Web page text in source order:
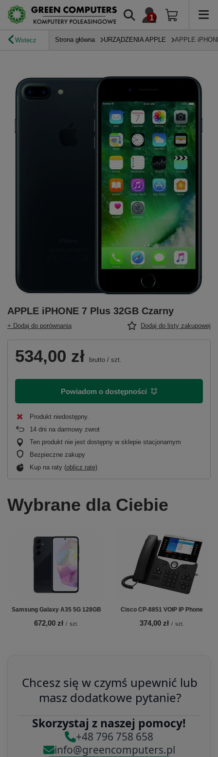
Wstecz Strona główna URZĄDZENIA APPLE APPLE
APPLE iPHONE 7 Plus 32GB Czarny
+ Dodaj do porównania Dodaj do listy zakupowej
534,00 zł brutto / szt.
Powiadom o dostępności
Produkt niedostępny
14 dni na darmowy zwrot
Ten produkt nie jest dostępny w sklepie stacjonarnym
Bezpieczne zakupy
Kup na raty (oblicz ratę)
Wybrane dla Ciebie
Samsung Galaxy A35 5G 128GB
672,00 zł / szt.
Cisco CP-8851 VOIP IP Phone
374,00 zł / szt.
Chcesz się w czymś upewnić lub
masz dodatkowe pytanie?
Skorzystaj z naszej pomocy!
+48 796 758 658
info@greencomputers.pl